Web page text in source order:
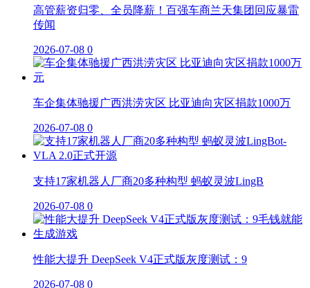
高管薪资归零、全员降薪！百强车商兰天集团回应暴雷
传闻
2026-07-08 0
车企集体驰援广西洪涝灾区 比亚迪向灾区捐款1000万
2026-07-08 0
支持17家机器人厂商20多种构型 蚂蚁灵波LingB
2026-07-08 0
性能大提升 DeepSeek V4正式版灰度测试：9
2026-07-08 0